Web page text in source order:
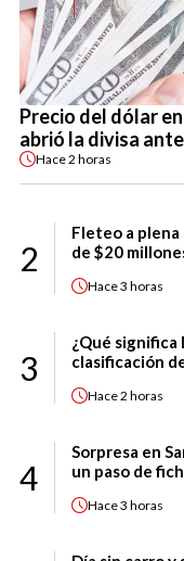
Precio del dólar
abrió la divisa
Hace2 horas
2
Fleteo a
de $20
Hace3 horas
3
¿Qué significa
clasificación
Hace2 horas
4
Sorpresa en
un paso de
Hace3 horas